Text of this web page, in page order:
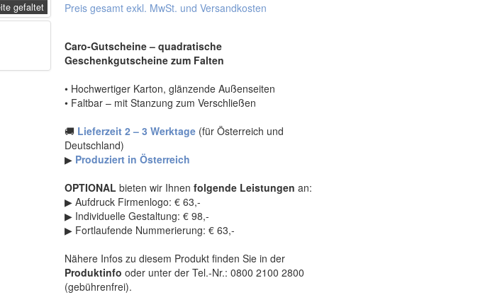
gefaltet Preis gesamt exkl. MwSt. und Versandkosten
Caro-Gutscheine – quadratische
Geschenkgutscheine zum Falten
• Hochwertiger Karton, glänzende Außenseiten
• Faltbar – mit Stanzung zum Verschließen
🚚 Lieferzeit 2 – 3 Werktage (für Österreich und
Deutschland)
▶ Produziert in Österreich
OPTIONAL bieten wir Ihnenfolgende Leistungen an:
▶ Aufdruck Firmenlogo: € 63,-
▶ Individuelle Gestaltung: € 98,-
▶ Fortlaufende Nummerierung: € 63,-
Nähere Infos zu diesem Produkt finden Sie in der
Produktinfo oder unter der Tel.-Nr.: 0800 2100 2800
(gebührenfrei).